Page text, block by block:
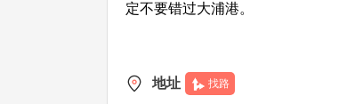
定不要错过大浦港。
地址 找路